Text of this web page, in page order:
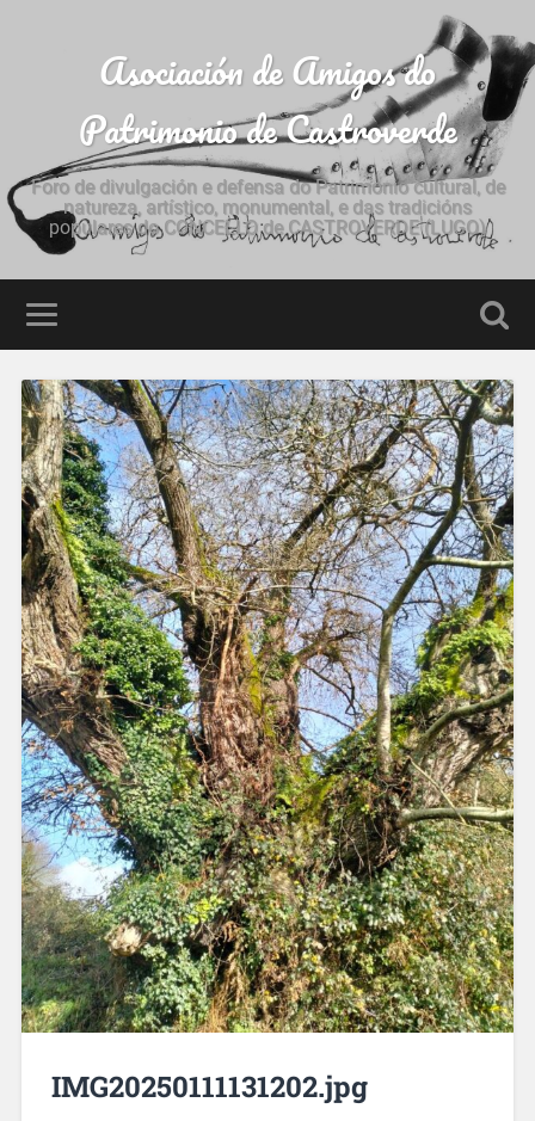
Asociación de Amigos do
Patrimonio de Castroverde
Foro de divulgación e defensa do Patrimonio cultural, de
natureza, artístico, monumental, e das tradicións
populares do CONCELLO de CASTROVERDE (LUGO)
IMG20250111131202.jpg